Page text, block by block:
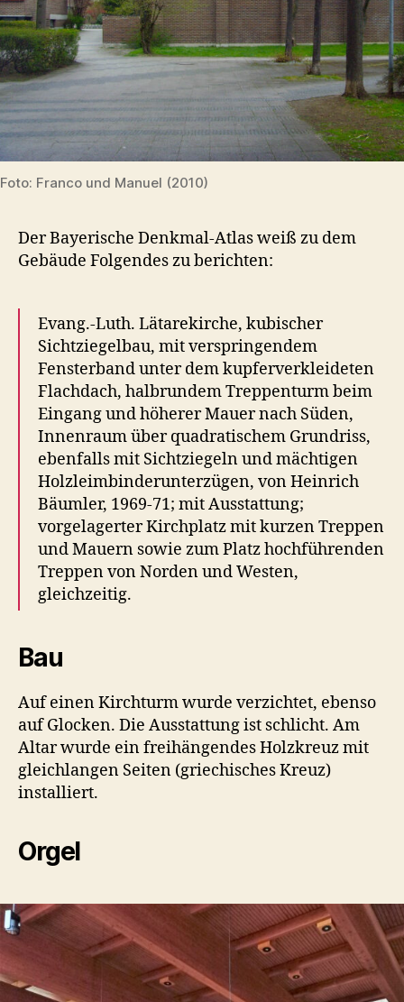
Foto: Franco und Manuel (2010)
Der Bayerische Denkmal-Atlas weiß zu dem
Gebäude Folgendes zu berichten:
Evang.-Luth. Lätarekirche, kubischer
Sichtziegelbau, mit verspringendem
Fensterband unter dem kupferverkleideten
Flachdach, halbrundem Treppenturm beim
Eingang und höherer Mauer nach Süden,
Innenraum über quadratischem Grundriss,
ebenfalls mit Sichtziegeln und mächtigen
Holzleim­b­inder­unterzügen, von Heinrich
Bäumler, 1969-71; mit Ausstattung;
vorgelagerter Kirchplatz mit kurzen Treppen
und Mauern sowie zum Platz hochführenden
Treppen von Norden und Westen,
gleichzeitig.
Bau
Auf einen Kirchturm wurde verzichtet, ebenso
auf Glocken. Die Ausstattung ist schlicht. Am
Altar wurde ein freihängendes Holzkreuz mit
gleichlangen Seiten (griechisches Kreuz)
installiert.
Orgel